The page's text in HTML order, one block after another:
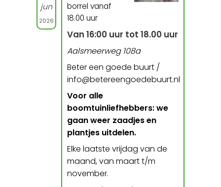
jun
2026
borrel vanaf
18.00 uur
Van 16:00 uur tot 18.00 uur
Aalsmeerweg 108a
Beter een goede buurt /
info@betereengoedebuurt.nl
Voor alle
boomtuinliefhebbers: we
gaan weer zaadjes en
plantjes uitdelen.
Elke laatste vrijdag van de
maand, van maart t/m
november.